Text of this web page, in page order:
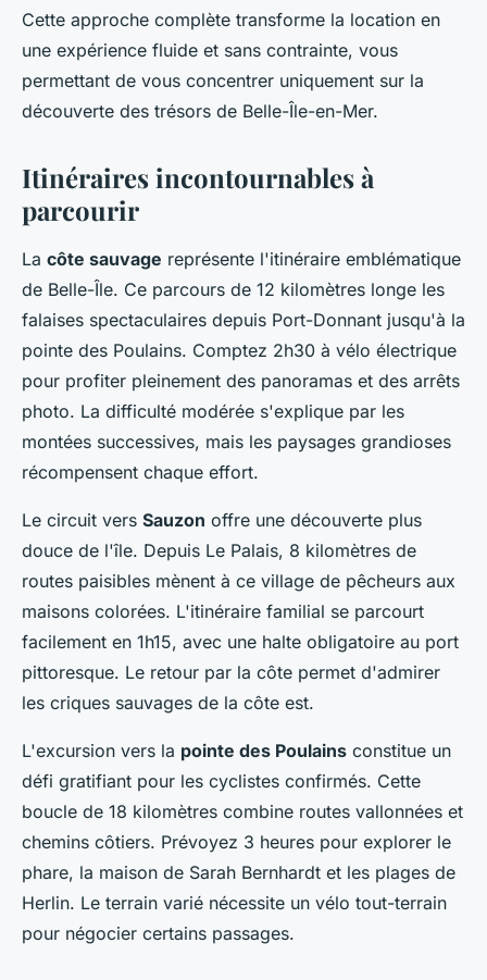
Cette approche complète transforme la location en
une expérience fluide et sans contrainte, vous
permettant de vous concentrer uniquement sur la
découverte des trésors de Belle-Île-en-Mer.
Itinéraires incontournables à
parcourir
La côte sauvage représente l'itinéraire emblématique
de Belle-Île. Ce parcours de 12 kilomètres longe les
falaises spectaculaires depuis Port-Donnant jusqu'à la
pointe des Poulains. Comptez 2h30 à vélo électrique
pour profiter pleinement des panoramas et des arrêts
photo. La difficulté modérée s'explique par les
montées successives, mais les paysages grandioses
récompensent chaque effort.
Le circuit vers Sauzon offre une découverte plus
douce de l'île. Depuis Le Palais, 8 kilomètres de
routes paisibles mènent à ce village de pêcheurs aux
maisons colorées. L'itinéraire familial se parcourt
facilement en 1h15, avec une halte obligatoire au port
pittoresque. Le retour par la côte permet d'admirer
les criques sauvages de la côte est.
L'excursion vers la pointe des Poulains constitue un
défi gratifiant pour les cyclistes confirmés. Cette
boucle de 18 kilomètres combine routes vallonnées et
chemins côtiers. Prévoyez 3 heures pour explorer le
phare, la maison de Sarah Bernhardt et les plages de
Herlin. Le terrain varié nécessite un vélo tout-terrain
pour négocier certains passages.